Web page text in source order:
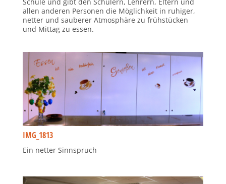
Schule und gibt den Schülern, Lehrern, Eltern und
allen anderen Personen die Möglichkeit in ruhiger,
netter und sauberer Atmosphäre zu frühstücken
und Mittag zu essen.
IMG_1813
Ein netter Sinnspruch